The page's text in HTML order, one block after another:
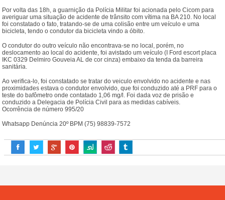
Por volta das 18h, a guarnição da Polícia Militar foi acionada pelo Cicom para
averiguar uma situação de acidente de trânsito com vítima na BA 210. No local
foi constatado o fato, tratando-se de uma colisão entre um veículo e uma
bicicleta, tendo o condutor da bicicleta vindo a óbito.
O condutor do outro veículo não encontrava-se no local, porém, no
deslocamento ao local do acidente, foi avistado um veículo (I Ford escort placa
IKC 0329 Delmiro Gouveia AL de cor cinza) embaixo da tenda da barreira
sanitária.
Ao verifica-lo, foi constatado se tratar do veiculo envolvido no acidente e nas
proximidades estava o condutor envolvido, que foi conduzido até a PRF para o
teste do bafômetro onde contatado 1,06 mg/l. Foi dada voz de prisão e
conduzido a Delegacia de Polícia Civil para as medidas cabíveis.
Ocorrência de número 995/20
Whatsapp Denúncia 20º BPM (75) 98839-7572